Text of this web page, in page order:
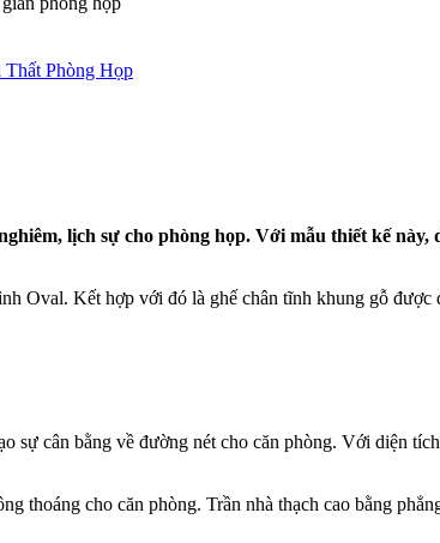
Phòng Họp
lịch sự cho phòng họp. Với mẫu thiết kế này,
Oval. Kết hợp với đó là ghế chân tĩnh khung gỗ
cân bằng về đường nét cho căn phòng. Với diện
thoáng cho căn phòng. Trần nhà thạch cao bằng